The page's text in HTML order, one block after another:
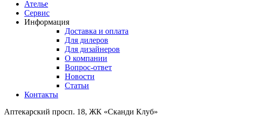
Ателье
Сервис
Информация
Доставка и оплата
Для дилеров
Для дизайнеров
О компании
Вопрос-ответ
Новости
Статьи
Контакты
Аптекарский просп. 18, ЖК «Сканди Клуб»